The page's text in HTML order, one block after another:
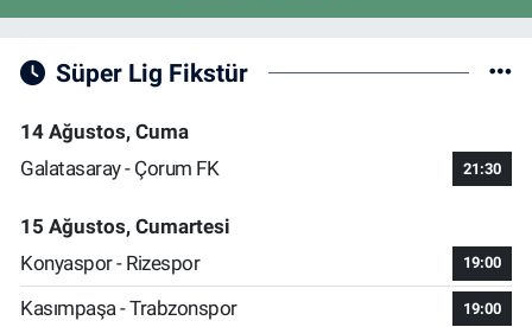
Süper Lig Fikstür
14 Ağustos, Cuma
Galatasaray - Çorum FK
21:30
15 Ağustos, Cumartesi
Konyaspor - Rizespor
19:00
Kasımpaşa - Trabzonspor 19:00